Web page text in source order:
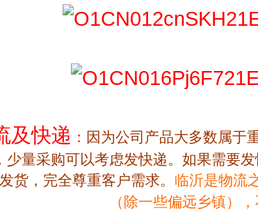
及快递 ： 因为公司产品大多数属于
少量采购可以考虑发快递。 如果需要
货，完全尊重客户需求。 临沂是物流
（除一些偏远乡镇）